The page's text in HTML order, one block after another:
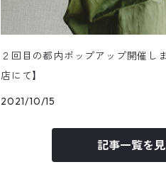
２回目の都内ポップアップ開催
店にて】
2021/10/15
記事一覧を